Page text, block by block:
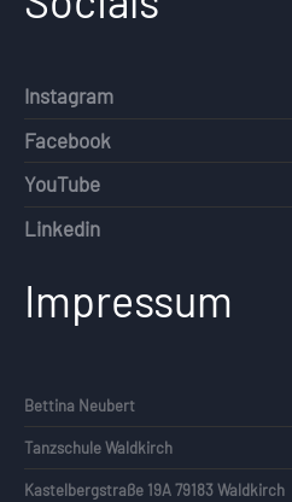
Instagram
Facebook
YouTube
Linkedin
Impressum
Bettina Neubert
Tanzschule Waldkirch
Kastelbergstraße 19A 79183 Waldkirch